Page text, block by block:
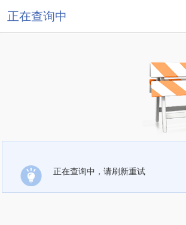
正在查询中
正在查询中，请刷新重试